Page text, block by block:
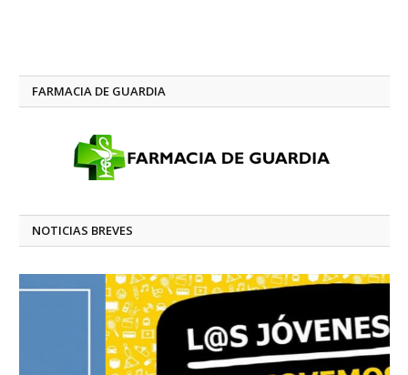
FARMACIA DE GUARDIA
NOTICIAS BREVES